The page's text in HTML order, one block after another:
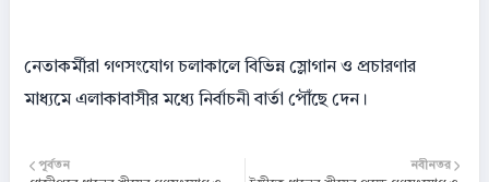
নেতাকর্মীরা গণসংযোগ চলাকালে বিভিন্ন স্লোগান ও প্রচারণার
মাধ্যমে এলাকাবাসীর মধ্যে নির্বাচনী বার্তা পৌঁছে দেন।
নবীনতর
পূর্বতন